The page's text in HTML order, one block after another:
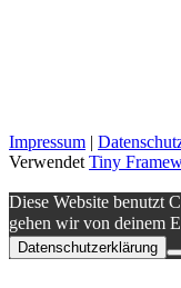
Impressum |
Verwendet Tiny
Diese Website benutzt
gehen wir von deinem
Datenschutzerklärung